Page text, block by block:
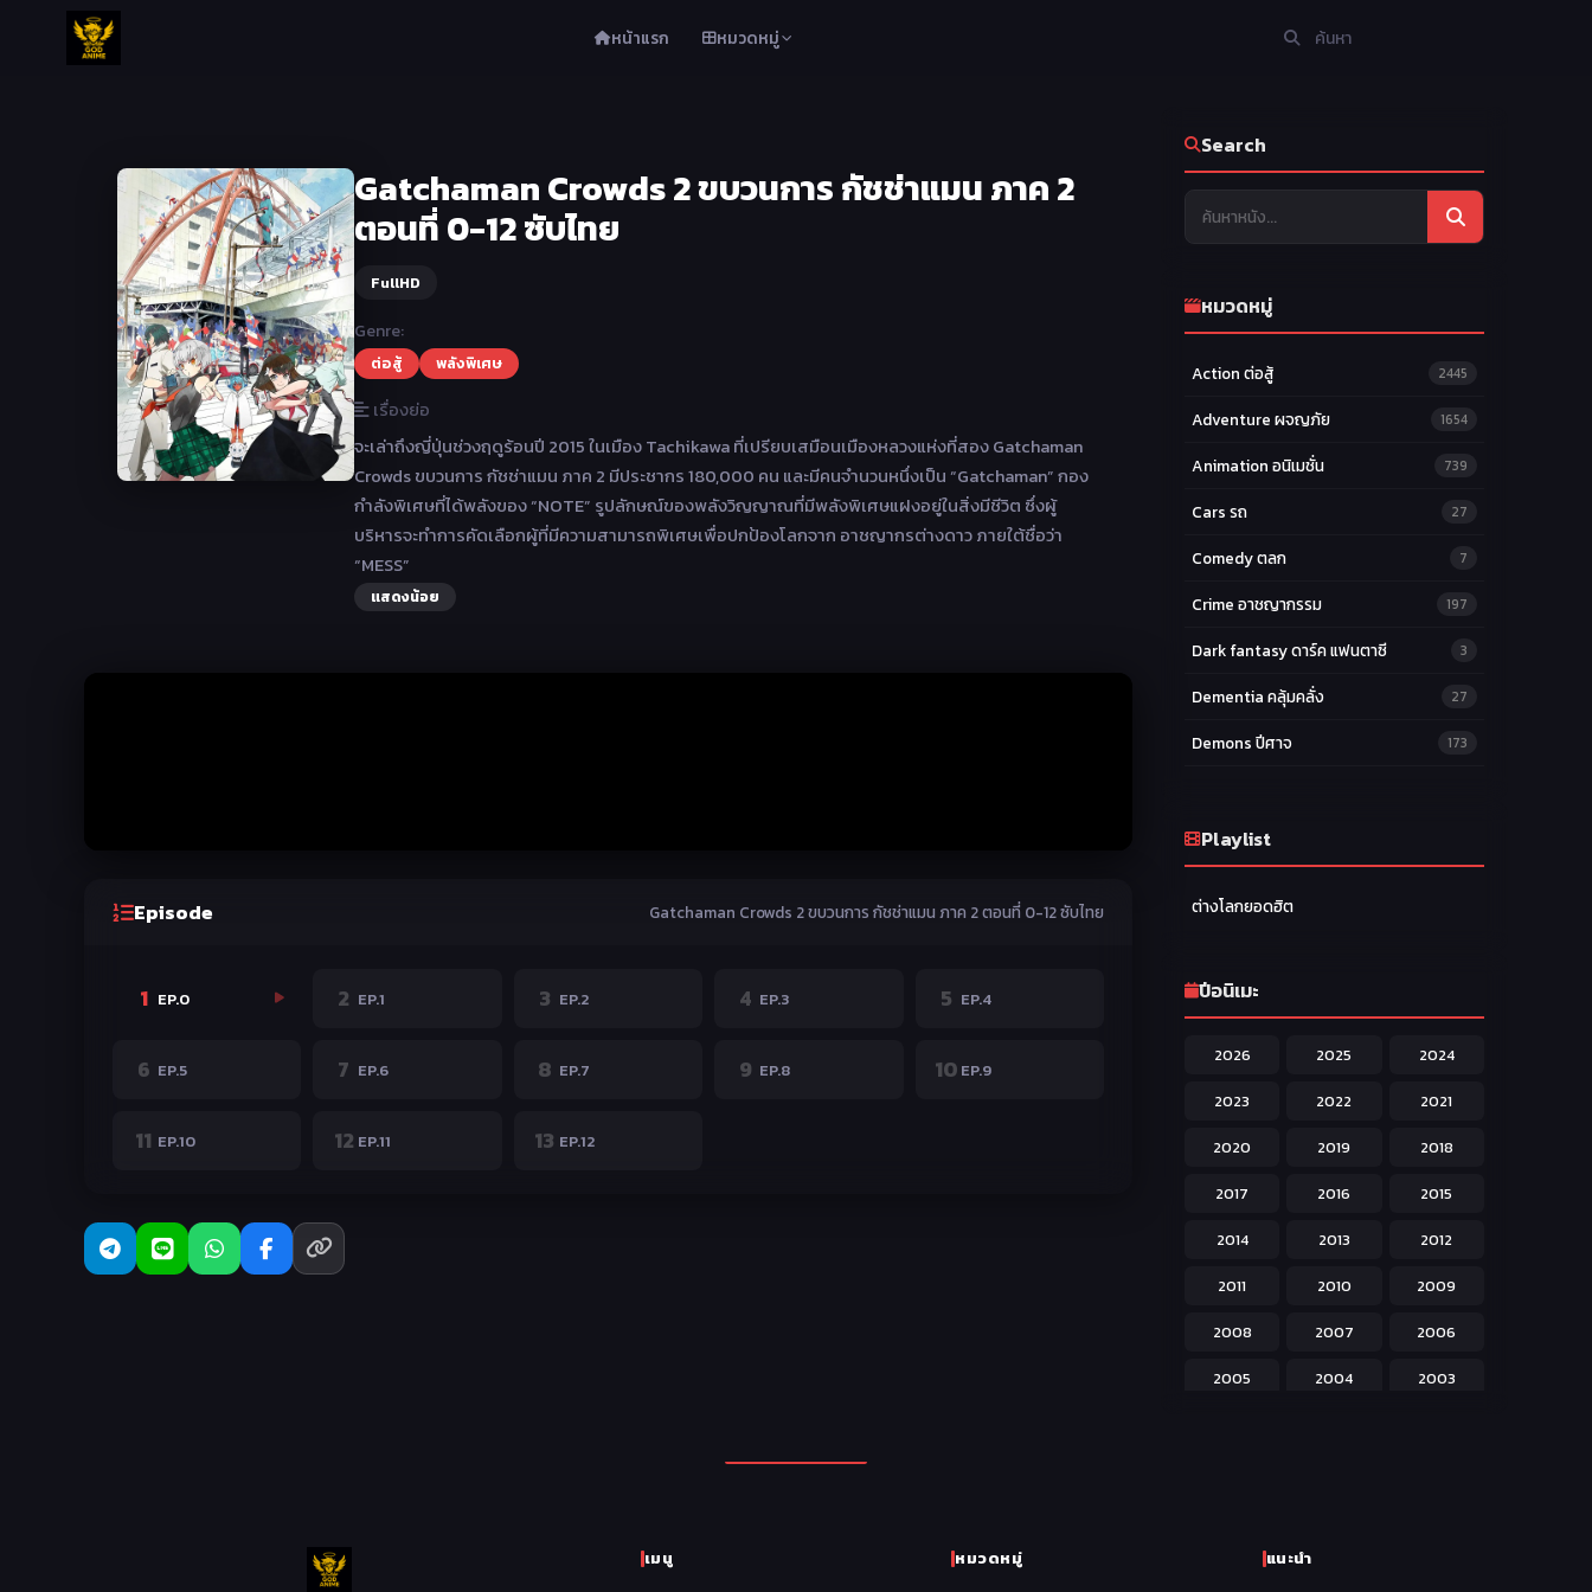
หน้าแรก หมวดหมู่
Gatchaman Crowds 2 ขบวนการ กัชช่าแมน ภาค 2
ตอนที่ 0-12 ซับไทย
FullHD
Genre:
ต่อสู้ พลังพิเศษ
เรื่องย่อ
จะเล่าถึงญี่ปุ่นช่วงฤดูร้อนปี 2015 ในเมือง Tachikawa ที่เปรียบเสมือนเมืองหลวงแห่งที่สอง Gatchaman
Crowds ขบวนการ กัชช่าแมน ภาค 2 มีประชากร 180,000 คน และมีคนจำนวนหนึ่งเป็น “Gatchaman” กอง
กำลังพิเศษที่ได้พลังของ “NOTE” รูปลักษณ์ของพลังวิญญาณที่มีพลังพิเศษแฝงอยู่ในสิ่งมีชีวิต ซึ่งผู้
บริหารจะทำการคัดเลือกผู้ที่มีความสามารถพิเศษเพื่อปกป้องโลกจาก อาชญากรต่างดาว ภายใต้ชื่อว่า
“MESS”
แสดงน้อย
Episode Gatchaman Crowds 2 ขบวนการ กัชช่าแมน ภาค 2 ตอนที่ 0-12 ซับไทย
1 EP.0 2 EP.1 3 EP.2 4 EP.3 5 EP.4
6 EP.5 7 EP.6 8 EP.7 9 EP.8 10 EP.9
11 EP.10 12 EP.11 13 EP.12
Search
หมวดหมู่
Action ต่อสู้ 2445
Adventure ผจญภัย 1654
Animation อนิเมชั่น 739
Cars รถ 27
Comedy ตลก 7
Crime อาชญากรรม 197
Dark fantasy ดาร์ค แฟนตาซี 3
Dementia คลุ้มคลั่ง 27
Demons ปีศาจ 173
Ecchi หื่น
Harem ฮาเร็ม 60
Hentai ลามก 42
Historical ประวัติศาสตร์
Horror หลอน
Isekai ต่างโลก 208
Josei สำหรับผู้หญิง
Kids สำหรับเด็ก 227
Magic เวทย์มนต์ 108
Martial Arts ศิลปะการต่อสู้ 38
Mystery ลึกลับ
Playlist
ต่างโลกยอดฮิต
ปีอนิเมะ
2026 2025 2024
2023 2022 2021
2020 2019 2018
2017 2016 2015
2014 2013 2012
2011 2010 2009
2008 2007 2006
2005 2004 2003
เมนู หมวดหมู่ แนะนำ